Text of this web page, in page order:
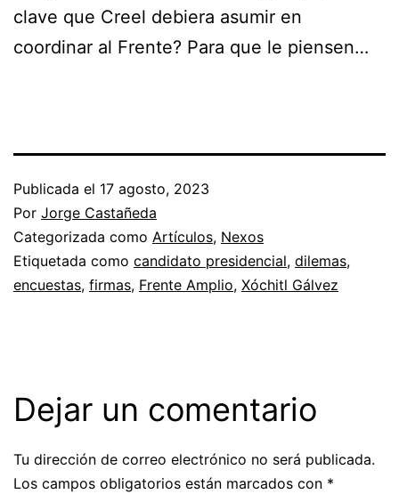
clave que Creel debiera asumir en
coordinar al Frente? Para que le piensen…
Publicada el 17 agosto, 2023
Por Jorge Castañeda
Categorizada como Artículos, Nexos
Etiquetada como candidato presidencial, dilemas,
encuestas, firmas, Frente Amplio, Xóchitl Gálvez
Dejar un comentario
Tu dirección de correo electrónico no será publicada.
Los campos obligatorios están marcados con *